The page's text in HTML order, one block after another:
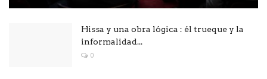
Hissa y una obra lógica : él trueque y la
informalidad...
0